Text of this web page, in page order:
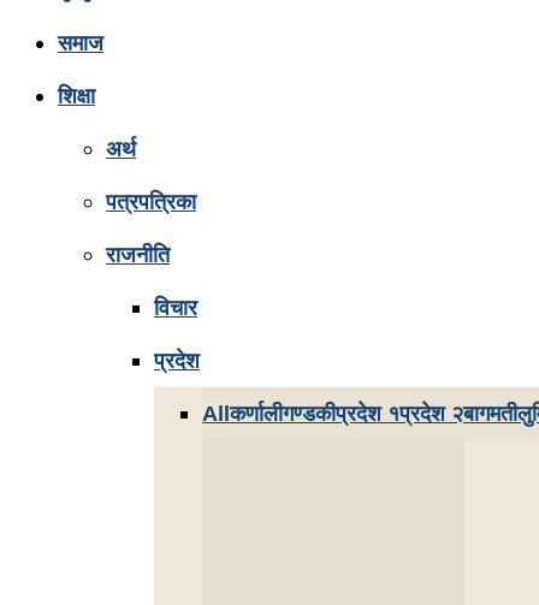
समाज
शिक्षा
अर्थ
पत्रपत्रिका
राजनीति
विचार
प्रदेश
Allकर्णालीगण्डकीप्रदेश १प्रदेश २बागमती